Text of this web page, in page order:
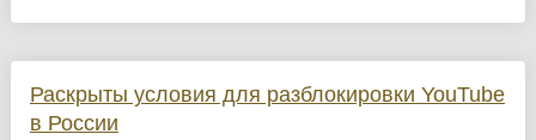
Раскрыты условия для разблокировки YouTube
в России